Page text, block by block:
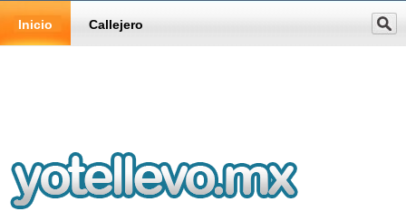
Inicio Callejero